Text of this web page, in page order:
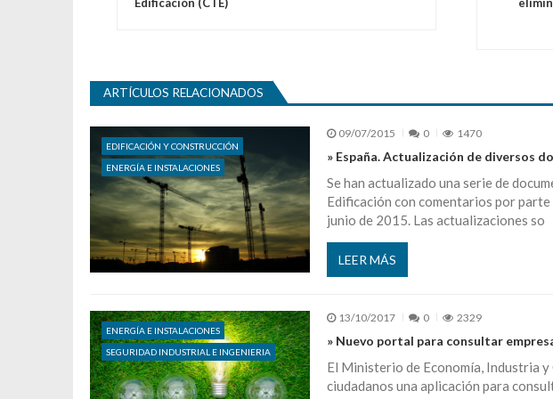
ARTÍCULOS RELACIONADOS
EDIFICACIÓN Y CONSTRUCCIÓN
ENERGÍA E INSTALACIONES
09/07/2015 0 1470
» España. Actualización de diversos
Se han actualizado una serie de
Edificación con comentarios por
junio de 2015. Las actualizaciones so
LEER MÁS
ENERGÍA E INSTALACIONES
SEGURIDAD INDUSTRIAL E INGENIERIA
13/10/2017 0 2329
» Nuevo portal para consultar
El Ministerio de Economía, Industria
ciudadanos una aplicación para